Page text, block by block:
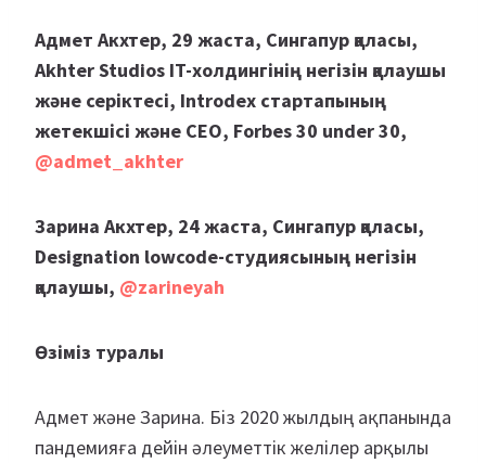
Адмет Акхтер, 29 жаста, Сингапур қаласы,
Akhter Studios IT-холдингінің негізін қалаушы
және серіктесі, Introdex стартапының
жетекшісі және CEO, Forbes 30 under 30,
@admet_akhter
Зарина Акхтер, 24 жаста, Сингапур қаласы,
Designation lowcode-студиясының негізін
қалаушы, @zarineyah
Өзіміз туралы
Адмет және Зарина. Біз 2020 жылдың ақпанында
пандемияға дейін әлеуметтік желілер арқылы